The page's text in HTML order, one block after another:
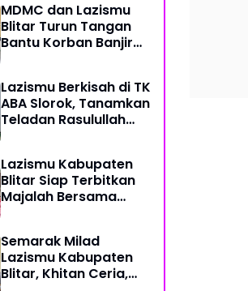
Kurban
MDMC dan Lazismu
Blitar Turun Tangan
Bantu Korban Banjir
Lazismu Berkisah di TK
ABA Slorok, Tanamkan
Teladan Rasulullah
Lazismu Kabupaten
Blitar Siap Terbitkan
Majalah Bersama
Semarak Milad
Lazismu Kabupaten
Blitar, Khitan Ceria,